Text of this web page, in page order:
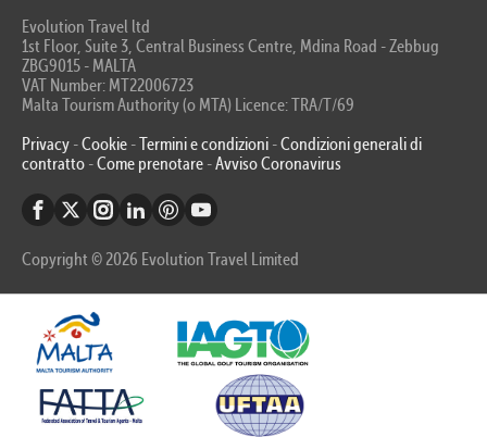
Evolution Travel ltd
1st Floor, Suite 3, Central Business Centre, Mdina Road - Zebbug
ZBG9015 - MALTA
VAT Number: MT22006723
Malta Tourism Authority (o MTA) Licence: TRA/T/69
Privacy -Cookie - Termini e condizioni -Condizioni generali di
contratto -Come prenotare -Avviso Coronavirus
Copyright © 2026 Evolution Travel Limited